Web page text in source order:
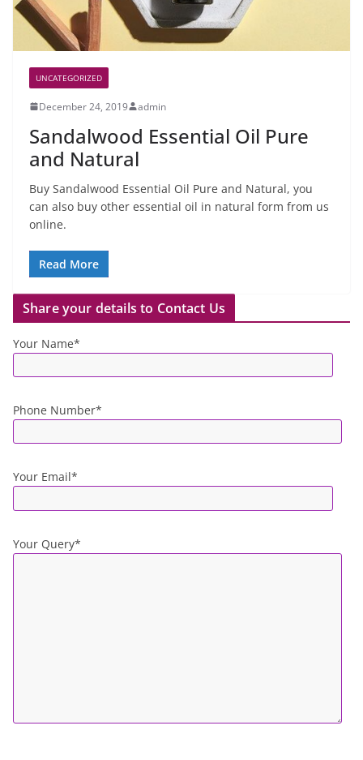
UNCATEGORIZED
December 24, 2019 admin
Sandalwood Essential Oil Pure
and Natural
Buy Sandalwood Essential Oil Pure and Natural, you
can also buy other essential oil in natural form from us
online.
Read More
Share your details to Contact Us
Your Name*
Phone Number*
Your Email*
Your Query*